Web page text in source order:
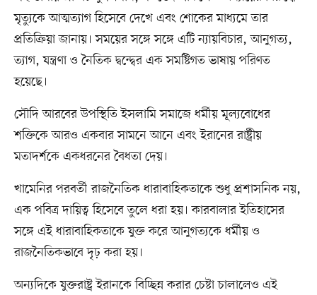
মৃত্যুকে আত্মত্যাগ হিসেবে দেখে এবং শোকের মাধ্যমে তার
প্রতিক্রিয়া জানায়। সময়ের সঙ্গে সঙ্গে এটি ন্যায়বিচার, আনুগত্য,
ত্যাগ, যন্ত্রণা ও নৈতিক দ্বন্দ্বের এক সমষ্টিগত ভাষায় পরিণত
হয়েছে।
সৌদি আরবের উপস্থিতি ইসলামি সমাজে ধর্মীয় মূল্যবোধের
শক্তিকে আরও একবার সামনে আনে এবং ইরানের রাষ্ট্রীয়
মতাদর্শকে একধরনের বৈধতা দেয়।
খামেনির পরবর্তী রাজনৈতিক ধারাবাহিকতাকে শুধু প্রশাসনিক নয়,
এক পবিত্র দায়িত্ব হিসেবে তুলে ধরা হয়। কারবালার ইতিহাসের
সঙ্গে এই ধারাবাহিকতাকে যুক্ত করে আনুগত্যকে ধর্মীয় ও
রাজনৈতিকভাবে দৃঢ় করা হয়।
অন্যদিকে যুক্তরাষ্ট্র ইরানকে বিচ্ছিন্ন করার চেষ্টা চালালেও এই